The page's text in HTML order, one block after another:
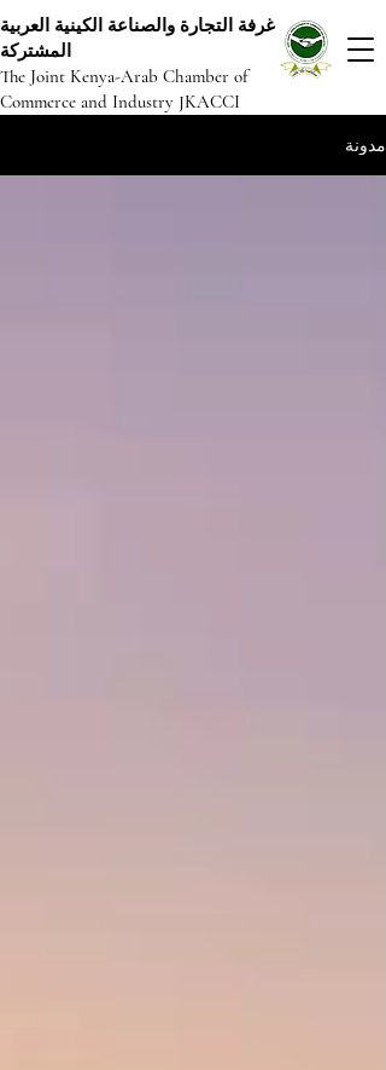
غرفة التجارة والصناعة الكينية العربية
المشتركة
The Joint Kenya-Arab Chamber of
Commerce and Industry JKACCI
مدونة